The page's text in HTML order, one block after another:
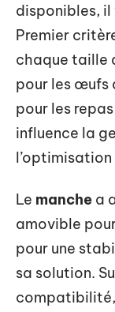
disponibles,
Premier
chaque taille
pour les œufs
pour les
influence la
l’optimisation
Le manche a
amovible
pour une
sa solution.